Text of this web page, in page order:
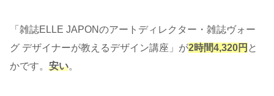
「雑誌ELLE JAPONのアートディレクター・雑誌ヴォー
グ デザイナーが教えるデザイン講座」が2時間4,320円 と
かです。 安い。